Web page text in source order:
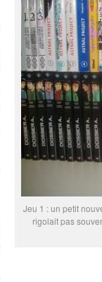
Jeu 1 : un petit
rigolait pas